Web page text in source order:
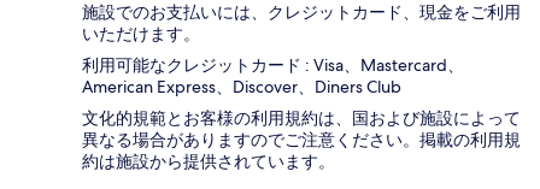
施設でのお支払いには、クレジットカード、現金をご利用
いただけます。
利用可能なクレジットカード : Visa、Mastercard、
American Express、Discover、Diners Club
文化的規範とお客様の利用規約は、国および施設によって
異なる場合がありますのでご注意ください。掲載の利用規
約は施設から提供されています。